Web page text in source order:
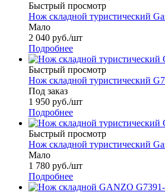
Быстрый просмотр
Нож складной туристический
Мало
2 040 руб./шт
Подробнее
Быстрый просмотр
Нож складной туристический
Под заказ
1 950 руб./шт
Подробнее
Быстрый просмотр
Нож складной туристический
Мало
1 780 руб./шт
Подробнее